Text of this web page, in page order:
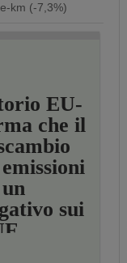
km (-7,3%)
EU-
che il
sui